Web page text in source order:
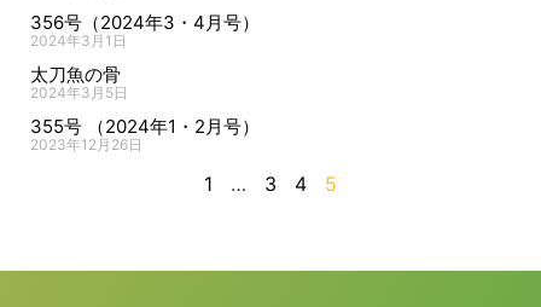
356号（2024年3・4月号）
2024年3月1日
太刀魚の骨
2024年3月5日
355号 （2024年1・2月号）
2023年12月26日
1 … 3 4 5